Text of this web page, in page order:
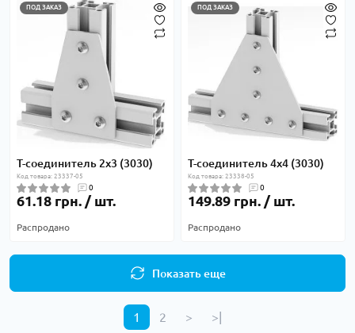
ПОД ЗАКАЗ
Т-соединитель 2х3 (3030)
Код товара: 23337-05
0
61.18 грн. / шт.
Распродано
ПОД ЗАКАЗ
Т-соединитель 4х4 (3030)
Код товара: 23338-05
0
149.89 грн. / шт.
Распродано
Показать еще
1 2 > >|